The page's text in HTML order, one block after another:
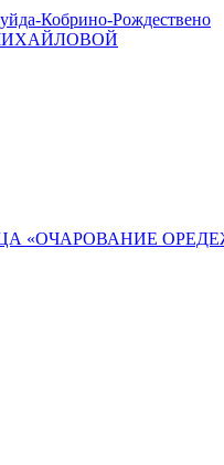
Кобрино-Рождествено
«ОЧАРОВАНИЕ